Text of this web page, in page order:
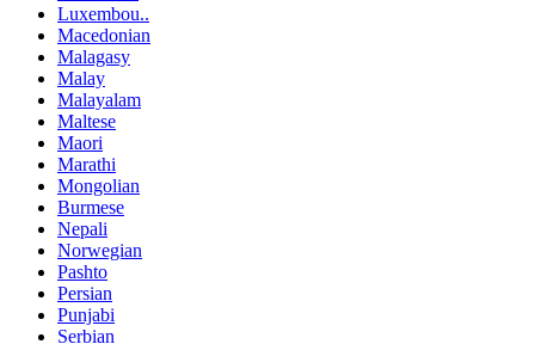
Luxembou..
Macedonian
Malagasy
Malay
Malayalam
Maltese
Maori
Marathi
Mongolian
Burmese
Nepali
Norwegian
Pashto
Persian
Punjabi
Serbian